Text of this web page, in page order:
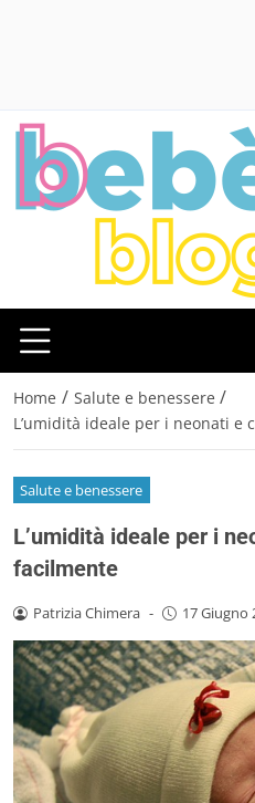
Home / Salute e benessere /
L’umidità ideale per i neonati e
Salute e benessere
L’umidità ideale per i
facilmente
Patrizia Chimera - 17 Giugno